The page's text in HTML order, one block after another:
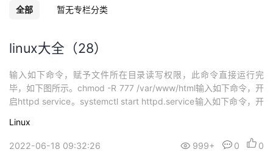
发
学
堂
我
Programs
的
持
我
的
我
全部 暂无专栏分类
linux大全（28）
输入如下命令，赋予文件所在目录读写权限，此命令直接运行完
毕，如下图所示。chmod -R 777 /var/www/html输入如下命令，开
启httpd service。systemctl start httpd.service输入如下命令，开
令，查看httpd service状态。ht...
Linux
2022-06-18 09:32:26 999+ 0 0